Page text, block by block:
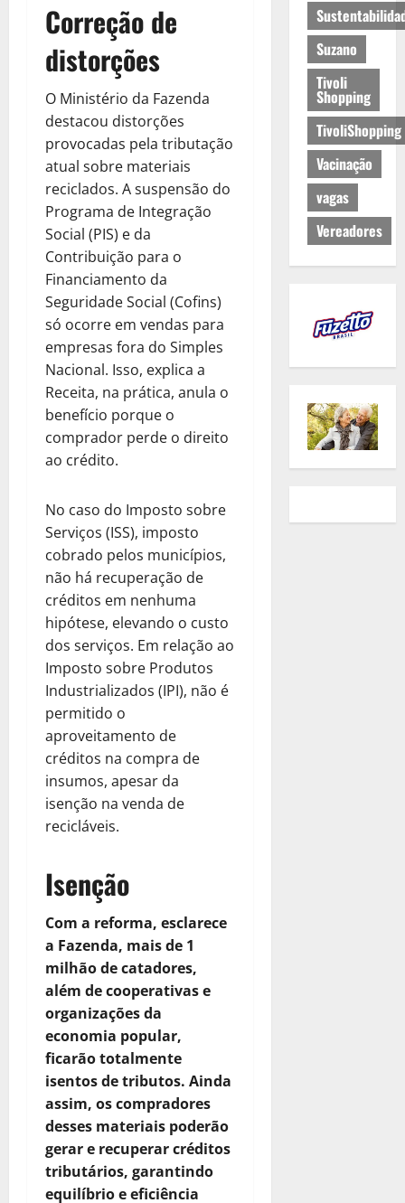
Correção de
distorções
O Ministério da Fazenda
destacou distorções
provocadas pela tributação
atual sobre materiais
reciclados. A suspensão do
Programa de Integração
Social (PIS) e da
Contribuição para o
Financiamento da
Seguridade Social (Cofins)
só ocorre em vendas para
empresas fora do Simples
Nacional. Isso, explica a
Receita, na prática, anula o
benefício porque o
comprador perde o direito
ao crédito.
No caso do Imposto sobre
Serviços (ISS), imposto
cobrado pelos municípios,
não há recuperação de
créditos em nenhuma
hipótese, elevando o custo
dos serviços. Em relação ao
Imposto sobre Produtos
Industrializados (IPI), não é
permitido o
aproveitamento de
créditos na compra de
insumos, apesar da
isenção na venda de
recicláveis.
Isenção
Com a reforma, esclarece
a Fazenda, mais de 1
milhão de catadores,
além de cooperativas e
organizações da
economia popular,
ficarão totalmente
isentos de tributos. Ainda
assim, os compradores
desses materiais poderão
gerar e recuperar créditos
tributários, garantindo
equilíbrio e eficiência
Suzano
Tivoli
Shopping
TivoliShopping
Vacinação
vagas
Vereadores